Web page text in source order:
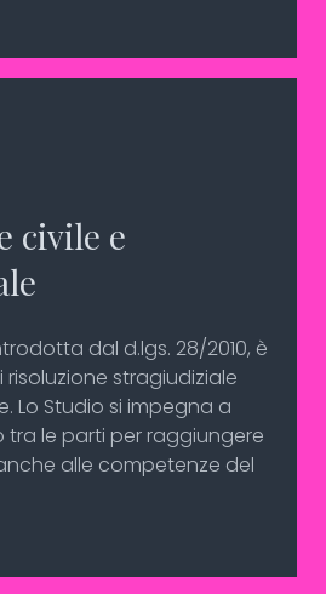
civile e
dal d.lgs. 28/2010, è
stragiudiziale
Lo Studio si impegna a
tra le parti per raggiungere
alle competenze del